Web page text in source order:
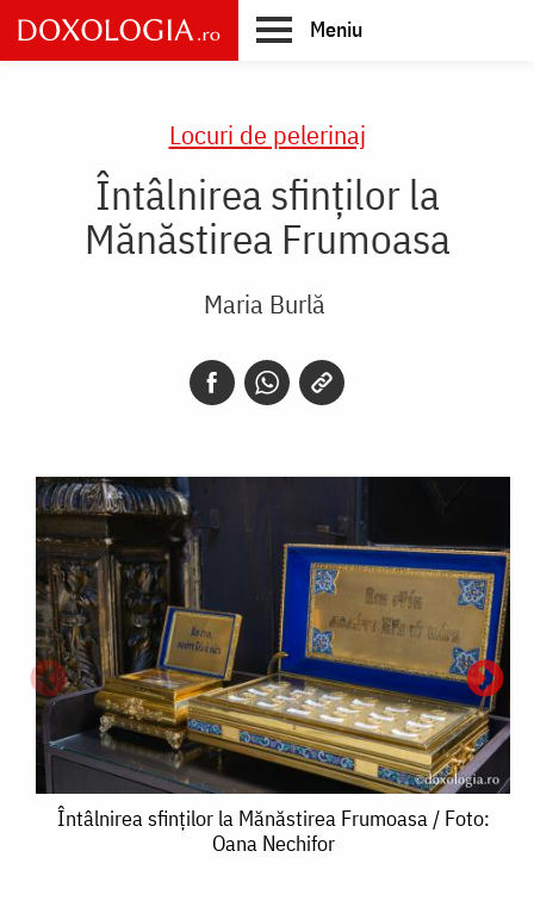
Skip
to
main
Meniu
Locuri de pelerinaj
Întâlnirea sfinților la
Mănăstirea Frumoasa
Maria Burlă
Întâlnirea
Întâlnirea sfinților la Mănăstirea Frumoasa / Foto:
Oana Nechifor